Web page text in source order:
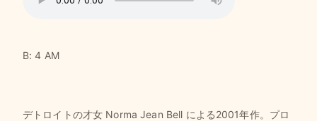
B: 4 AM
デトロイトの才女 Norma Jean Bell による2001年作。プロ